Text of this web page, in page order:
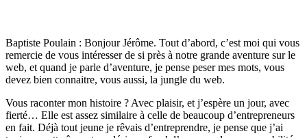
Baptiste Poulain : Bonjour Jérôme. Tout d’abord, c’est moi qui vous
remercie de vous intéresser de si près à notre grande aventure sur le
web, et quand je parle d’aventure, je pense peser mes mots, vous
devez bien connaitre, vous aussi, la jungle du web.
Vous raconter mon histoire ? Avec plaisir, et j’espère un jour, avec
fierté… Elle est assez similaire à celle de beaucoup d’entrepreneurs
en fait. Déjà tout jeune je rêvais d’entreprendre, je pense que j’ai